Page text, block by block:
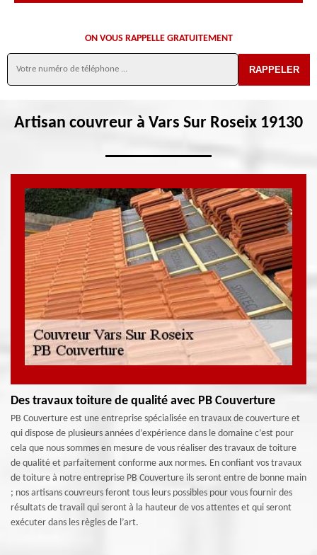
ON VOUS RAPPELLE GRATUITEMENT
Artisan couvreur à Vars Sur Roseix 19130
Des travaux toiture de qualité avec PB Couverture
PB Couverture est une entreprise spécialisée en travaux de couverture et
qui dispose de plusieurs années d’expérience dans le domaine c’est pour
cela que nous sommes en mesure de vous réaliser des travaux de toiture
de qualité et parfaitement conforme aux normes. En confiant vos travaux
de toiture à notre entreprise PB Couverture ils seront entre de bonne main
; nos artisans couvreurs feront tous leurs possibles pour vous fournir des
résultats de travail qui seront à la hauteur de vos attentes et qui seront
exécuter dans les règles de l’art.